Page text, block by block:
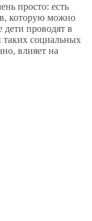
просто: есть
которую можно
дети проводят в
таких социальных
влияет на